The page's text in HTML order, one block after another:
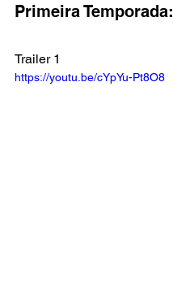
Primeira Temporada:
Trailer 1
https://youtu.be/cYpYu-Pt8O8